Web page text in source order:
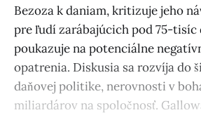
Bezoza k daniam, kritizuje jeho
pre ľudí zarábajúcich pod 75-tisíc
poukazuje na potenciálne
opatrenia. Diskusia sa rozvíja do
daňovej politike, nerovnosti v
miliardárov na spoločnosť.